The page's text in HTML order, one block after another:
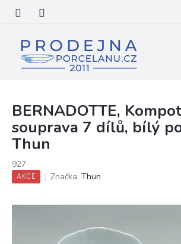
obsah
BERNADOTTE,
souprava 7 dílů, bílý
Thun
927
AKCE Značka: Thun